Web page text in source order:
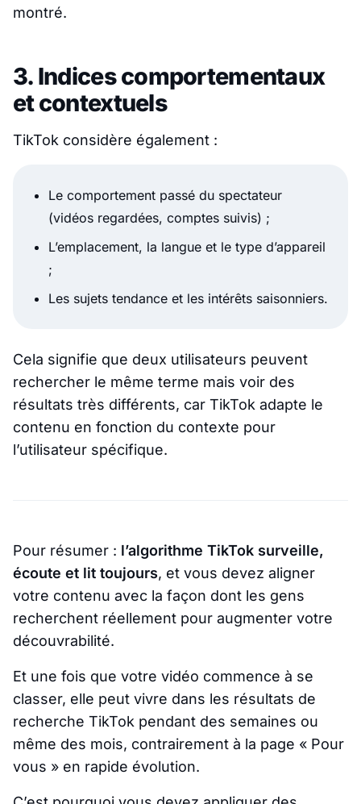
montré.
3. Indices comportementaux
et contextuels
TikTok considère également :
Le comportement passé du spectateur
(vidéos regardées, comptes suivis) ;
L’emplacement, la langue et le type d’appareil
;
Les sujets tendance et les intérêts saisonniers.
Cela signifie que deux utilisateurs peuvent
rechercher le même terme mais voir des
résultats très différents, car TikTok adapte le
contenu en fonction du contexte pour
l’utilisateur spécifique.
Pour résumer : l’algorithme TikTok surveille,
écoute et lit toujours, et vous devez aligner
votre contenu avec la façon dont les gens
recherchent réellement pour augmenter votre
découvrabilité.
Et une fois que votre vidéo commence à se
classer, elle peut vivre dans les résultats de
recherche TikTok pendant des semaines ou
même des mois, contrairement à la page « Pour
vous » en rapide évolution.